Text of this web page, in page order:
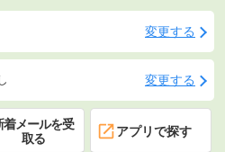
変更する
変更する
着メールを受
取る
アプリで探す